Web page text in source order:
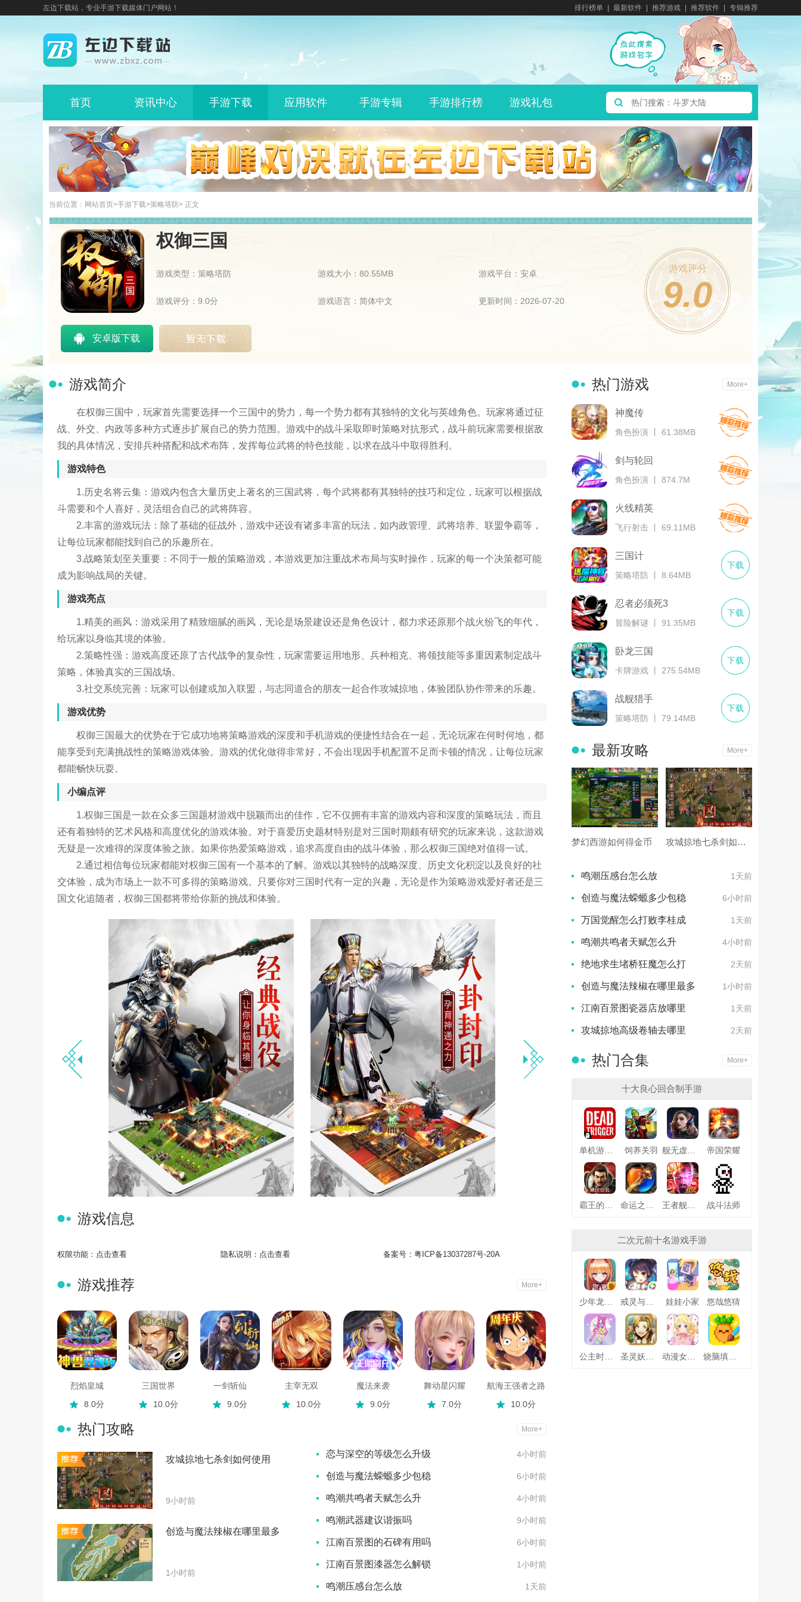
左边下载站，专业手游下载媒体门户网站！ 排行榜单 最新软件 推荐游戏 推荐软件 专辑推荐
首页 资讯中心 手游下载 应用软件 手游专辑 手游排行榜 游戏礼包
当前位置： 网站首页>手游下载>策略塔防> 正文
权御三国
游戏类型：策略塔防 游戏大小：80.55MB 游戏平台：安卓
游戏评分：9.0分 游戏语言：简体中文 更新时间：2026-07-20
游戏评分
9.0
安卓版下载
游戏简介
在权御三国中，玩家首先需要选择一个三国中的势力，每一个势力都有其独特的文化与英雄角色。玩家将通过征
战、外交、内政等多种方式逐步扩展自己的势力范围。游戏中的战斗采取即时策略对抗形式，战斗前玩家需要根据敌
我的具体情况，安排兵种搭配和战术布阵，发挥每位武将的特色技能，以求在战斗中取得胜利。
游戏特色
1.历史名将云集：游戏内包含大量历史上著名的三国武将，每个武将都有其独特的技巧和定位，玩家可以根据战
斗需要和个人喜好，灵活组合自己的武将阵容。
2.丰富的游戏玩法：除了基础的征战外，游戏中还设有诸多丰富的玩法，如内政管理、武将培养、联盟争霸等，
让每位玩家都能找到自己的乐趣所在。
3.战略策划至关重要：不同于一般的策略游戏，本游戏更加注重战术布局与实时操作，玩家的每一个决策都可能
成为影响战局的关键。
游戏亮点
1.精美的画风：游戏采用了精致细腻的画风，无论是场景建设还是角色设计，都力求还原那个战火纷飞的年代，
给玩家以身临其境的体验。
2.策略性强：游戏高度还原了古代战争的复杂性，玩家需要运用地形、兵种相克、将领技能等多重因素制定战斗
策略，体验真实的三国战场。
3.社交系统完善：玩家可以创建或加入联盟，与志同道合的朋友一起合作攻城掠地，体验团队协作带来的乐趣。
游戏优势
权御三国最大的优势在于它成功地将策略游戏的深度和手机游戏的便捷性结合在一起，无论玩家在何时何地，都
能享受到充满挑战性的策略游戏体验。游戏的优化做得非常好，不会出现因手机配置不足而卡顿的情况，让每位玩家
都能畅快玩耍。
小编点评
1.权御三国是一款在众多三国题材游戏中脱颖而出的佳作，它不仅拥有丰富的游戏内容和深度的策略玩法，而且
还有着独特的艺术风格和高度优化的游戏体验。对于喜爱历史题材特别是对三国时期颇有研究的玩家来说，这款游戏
无疑是一次难得的深度体验之旅。如果你热爱策略游戏，追求高度自由的战斗体验，那么权御三国绝对值得一试。
2.通过相信每位玩家都能对权御三国有一个基本的了解。游戏以其独特的战略深度、历史文化积淀以及良好的社
交体验，成为市场上一款不可多得的策略游戏。只要你对三国时代有一定的兴趣，无论是作为策略游戏爱好者还是三
国文化追随者，权御三国都将带给你新的挑战和体验。
游戏信息
权限功能： 点击查看 隐私说明： 点击查看 备案号：粤ICP备13037287号-20A
游戏推荐 More+
烈焰皇城
8.0分
三国世界
10.0分
一剑斩仙
9.0分
主宰无双
10.0分
魔法来袭
9.0分
舞动星闪耀
7.0分
航海王强者之路
10.0分
热门攻略 More+
攻城掠地七杀剑如何使用
9小时前
创造与魔法辣椒在哪里最多
1小时前
恋与深空的等级怎么升级 4小时前
创造与魔法蝾螈多少包稳 6小时前
鸣潮共鸣者天赋怎么升 4小时前
鸣潮武器建议谐振吗 9小时前
江南百景图的石碑有用吗 6小时前
江南百景图漆器怎么解锁 1小时前
鸣潮压感台怎么放 1天前
热门游戏 More+
神魔传
角色扮演 丨 61.38MB
剑与轮回
角色扮演 丨 874.7M
火线精英
飞行射击 丨 69.11MB
三国计
策略塔防 丨 8.64MB
下载
忍者必须死3
冒险解谜 丨 91.35MB
下载
卧龙三国
卡牌游戏 丨 275.54MB
下载
战舰猎手
策略塔防 丨 79.14MB
下载
最新攻略 More+
梦幻西游如何得金币 攻城掠地七杀剑如何使用
鸣潮压感台怎么放 1天前
创造与魔法蝾螈多少包稳 6小时前
万国觉醒怎么打败李桂成 1天前
鸣潮共鸣者天赋怎么升 4小时前
绝地求生堵桥狂魔怎么打 2天前
创造与魔法辣椒在哪里最多 1小时前
江南百景图瓷器店放哪里 1天前
攻城掠地高级卷轴去哪里 2天前
热门合集 More+
十大良心回合制手游
饲养关羽 帝国荣耀
王者舰队变态版 战斗法师
二次元前十名游戏手游
娃娃小家 悠哉悠猜
动漫女友创造 烧脑填色游戏